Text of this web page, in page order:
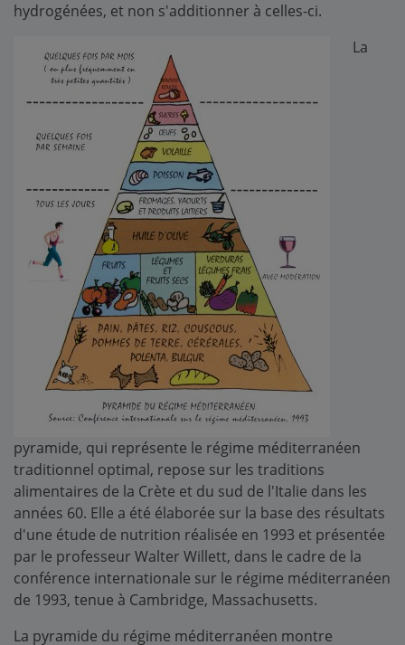
hydrogénées, et non s'additionner à celles-ci.
La
pyramide, qui représente le régime méditerranéen
traditionnel optimal, repose sur les traditions
alimentaires de la Crète et du sud de l'Italie dans les
années 60. Elle a été élaborée sur la base des résultats
d'une étude de nutrition réalisée en 1993 et présentée
par le professeur Walter Willett, dans le cadre de la
conférence internationale sur le régime méditerranéen
de 1993, tenue à Cambridge, Massachusetts.
La pyramide du régime méditerranéen montre